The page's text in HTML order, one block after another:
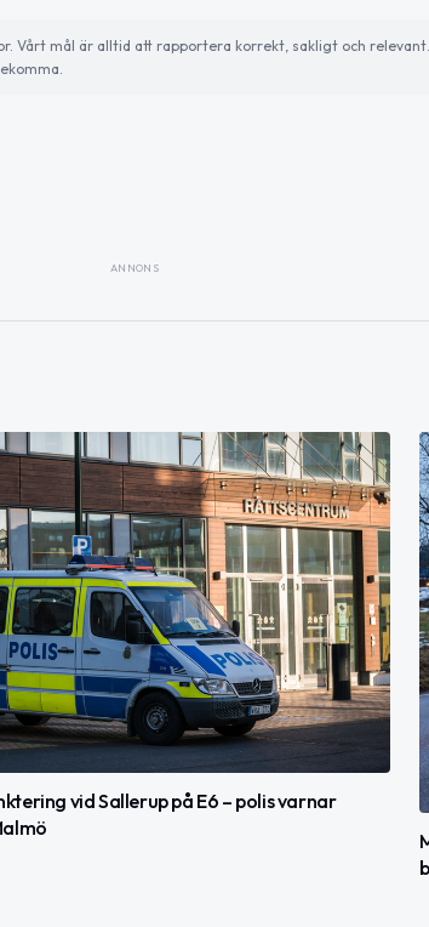
Vårt mål är alltid att rapportera korrekt, sakligt och
ANNONS
vid Sallerup på E6 – polis varnar